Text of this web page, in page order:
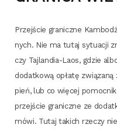
Przej­ście gra­nicz­ne
nych. Nie ma tutaj sytu­acji
czy Taj­lan­dia-Laos, gdzie
dodat­ko­wą opła­tę
pień, lub co wię­cej
przej­ście gra­nicz­ne ze
mówi. Tutaj takich rze­czy